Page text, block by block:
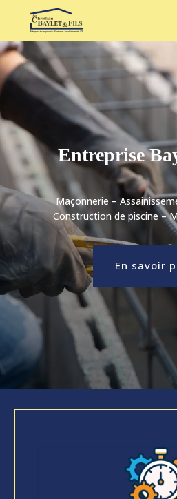
Entreprise
Maçonnerie –
Construction de piscine –
En savoir